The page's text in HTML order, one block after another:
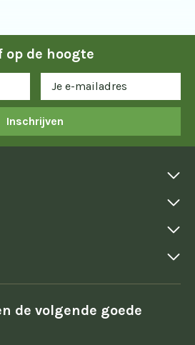
op de hoogte
Inschrijven
de volgende goede